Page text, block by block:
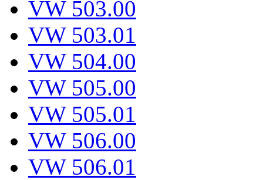
VW 503.00
VW 503.01
VW 504.00
VW 505.00
VW 505.01
VW 506.00
VW 506.01